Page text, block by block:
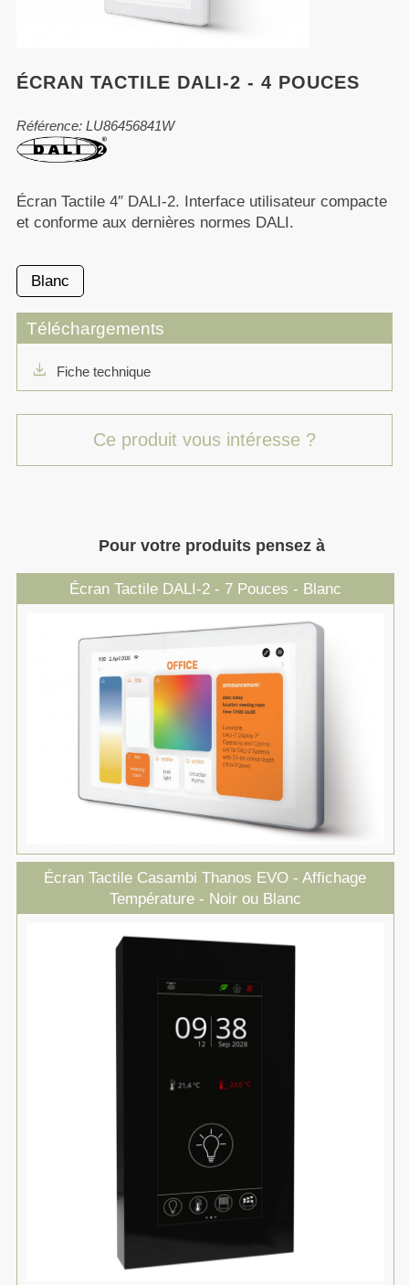
ÉCRAN TACTILE DALI-2 - 4 POUCES
Référence: LU86456841W
Écran Tactile 4″ DALI-2. Interface utilisateur compacte
et conforme aux dernières normes DALI.
Blanc
Téléchargements
download Fiche technique
Ce produit vous intéresse ?
Pour votre produits pensez à
Écran Tactile DALI-2 - 7 Pouces - Blanc
Écran Tactile Casambi Thanos EVO - Affichage
Température - Noir ou Blanc